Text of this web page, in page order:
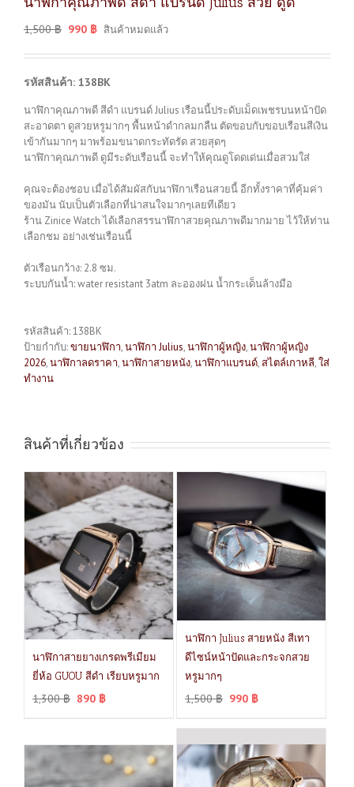
1,500฿ 990 ฿ สินค้าหมดแล้ว
รหัสสินค้า: 138BK
นาฬิกาคุณภาพดี สีดำ แบรนด์ Julius เรือนนี้ประดับเม็ดเพชรบนหน้าปัด
สะอาดตา ดูสวยหรูมากๆ พื้นหน้าดำกลมกลืน ตัดขอบกับขอบเรือนสีเงิน
เข้ากันมากๆ มาพร้อมขนาดกระทัดรัด สวยสุดๆ
นาฬิกาคุณภาพดี ดูมีระดับเรือนนี้ จะทำให้คุณดูโดดเด่นเมื่อสวมใส่
คุณจะต้องชอบ เมื่อได้สัมผัสกับนาฬิกาเรือนสวยนี้ อีกทั้งราคาที่คุ้มค่า
ของมัน นับเป็นตัวเลือกที่น่าสนใจมากๆเลยทีเดียว
ร้าน Zinice Watch ได้เลือกสรรนาฬิกาสวยคุณภาพดีมากมาย ไว้ให้ท่าน
เลือกชม อย่างเช่นเรือนนี้
ตัวเรือนกว้าง: 2.8 ซม.
ระบบกันน้ำ: water resistant 3atm ละอองฝน น้ำกระเด็นล้างมือ
รหัสสินค้า:138BK
ป้ายกำกับ:ขายนาฬิกา,นาฬิกา Julius,นาฬิกาผู้หญิง,นาฬิกาผู้หญิง
2026,นาฬิกาลดราคา,นาฬิกาสายหนัง,นาฬิกาแบรนด์,สไตล์เกาหลี,ใส่
ทำงาน
สินค้าที่เกี่ยวข้อง
นาฬิกาสายยางเกรดพรีเมียม
ยี่ห้อ GUOU สีดำ เรียบหรูมาก
1,300฿ 890 ฿
นาฬิกา Julius สายหนัง สีเทา
ดีไซน์หน้าปัดและกระจกสวย
หรูมากๆ
1,500฿ 990 ฿